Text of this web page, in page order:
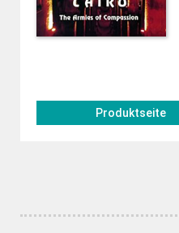
Produktseite